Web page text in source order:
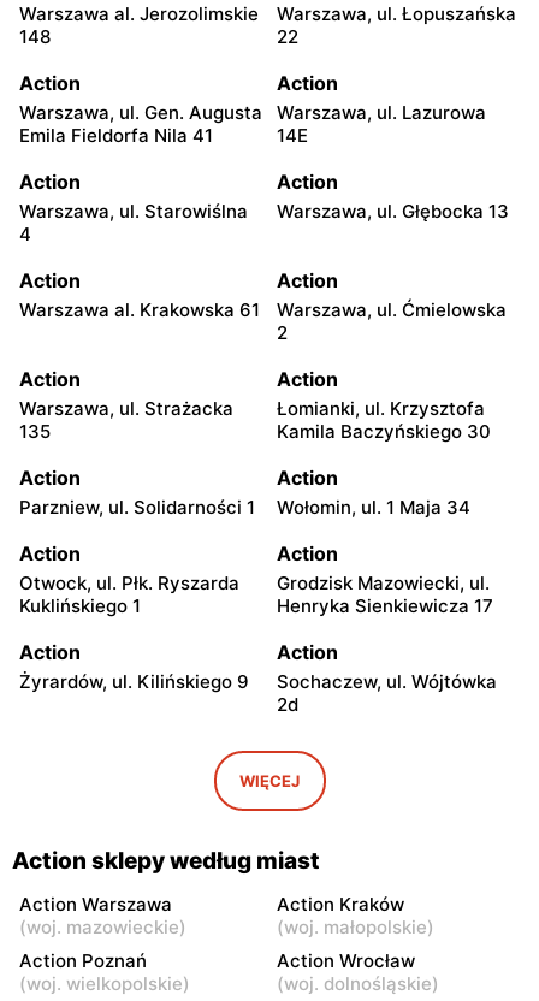
Warszawa al. Jerozolimskie
148
Warszawa, ul. Łopuszańska
22
Action
Warszawa, ul. Gen. Augusta
Emila Fieldorfa Nila 41
Action
Warszawa, ul. Lazurowa
14E
Action
Warszawa, ul. Starowiślna
4
Action
Warszawa, ul. Głębocka 13
Action
Warszawa al. Krakowska 61
Action
Warszawa, ul. Ćmielowska
2
Action
Warszawa, ul. Strażacka
135
Action
Łomianki, ul. Krzysztofa
Kamila Baczyńskiego 30
Action
Parzniew, ul. Solidarności 1
Action
Wołomin, ul. 1 Maja 34
Action
Otwock, ul. Płk. Ryszarda
Kuklińskiego 1
Action
Grodzisk Mazowiecki, ul.
Henryka Sienkiewicza 17
Action
Żyrardów, ul. Kilińskiego 9
Action
Sochaczew, ul. Wójtówka
2d
Wyszków, ul. Pułtuska 96
Action
Warka, ul. Puławska 30a
Pułtusk, ul. Ignacego
Daszyńskiego 11
Garwolin, ul. Kościuszki 61
Action
Rawa Mazowiecka, ul.
Władysława Stanisława
Action
Władysławowo, ul.
Ciechanowska 65
WIĘCEJ
Action sklepy według miast
Action Warszawa
(woj. mazowieckie)
Action Kraków
(woj. małopolskie)
Action Poznań
(woj. wielkopolskie)
Action Wrocław
(woj. dolnośląskie)